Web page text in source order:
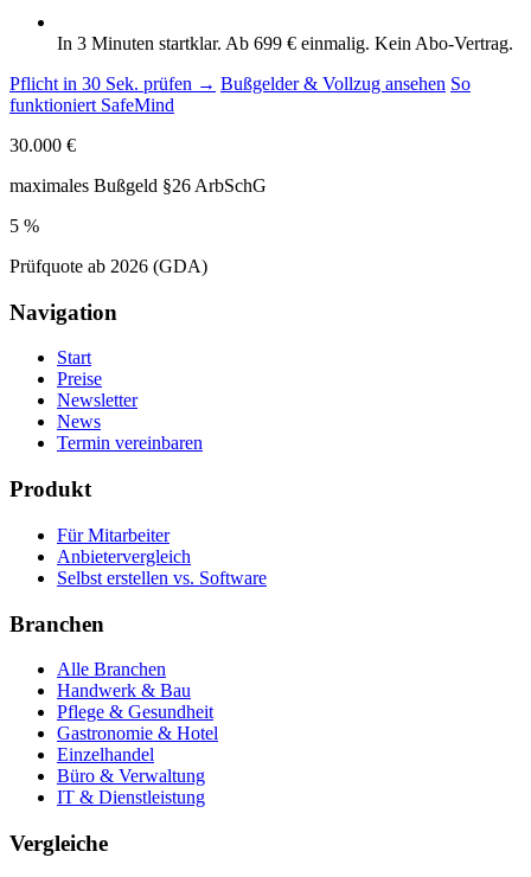
In 3 Minuten startklar. Ab 699 € einmalig. Kein Abo-Vertrag.
Pflicht in 30 Sek. prüfen → Bußgelder & Vollzug ansehen So
funktioniert SafeMind
30.000 €
maximales Bußgeld §26 ArbSchG
5 %
Prüfquote ab 2026 (GDA)
Navigation
Start
Preise
Newsletter
News
Termin vereinbaren
Produkt
Für Mitarbeiter
Anbietervergleich
Selbst erstellen vs. Software
Branchen
Alle Branchen
Handwerk & Bau
Pflege & Gesundheit
Gastronomie & Hotel
Einzelhandel
Büro & Verwaltung
IT & Dienstleistung
Vergleiche